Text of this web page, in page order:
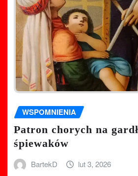
WSPOMNIENIA
Patron chorych na
śpiewaków
BartekD lut 3, 2026